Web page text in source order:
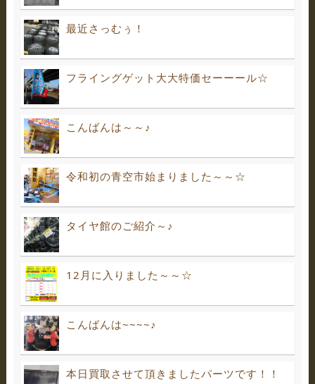
最近さっむぅ！
フライングゲット大大特価セーーール☆
こんばんは～～♪
令和初の青空市始まりました～～☆
タイヤ館のご紹介～♪
12月に入りました～～☆
こんばんは~~~~♪
本日買取させて頂きましたパーツです！！